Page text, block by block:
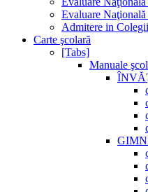
Evaluare
Admitere in
Carte şcolară
[Tabs]
Manuale